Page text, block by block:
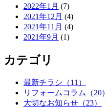
2022年1月 (7)
2021年12月 (4)
2021年11月 (4)
2021年9月 (1)
カテゴリ
最新チラシ（11）
リフォームコラム（20）
大切なお知らせ（23）